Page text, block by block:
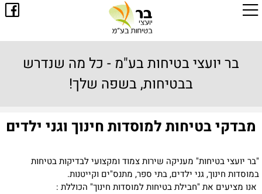
בר יועצי בטיחות בע"מ - כל מה שנדרש
בבטיחות, בשפה שלך!
מבדקי בטיחות למוסדות חינוך וגני ילדים
"בר יועצי בטיחות" מעניקה שירות צמוד ומקצועי לבדיקות בטיחות
במוסדות חינוך, גני ילדים, בתי ספר, מתנס"ים וקייטנות.
אנו מציעים את "חבילת בטיחות למוסדות חינוך" הכוללת :